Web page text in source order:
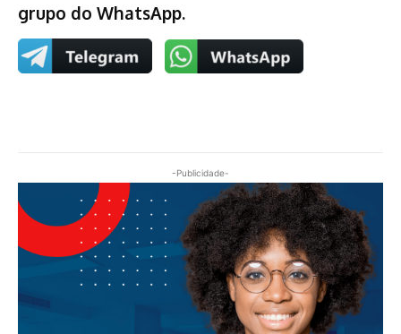
grupo do WhatsApp.
-Publicidade-